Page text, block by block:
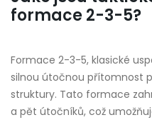
formace 2-3-5?
Formace 2-3-5, klasické
silnou útočnou přítomnost
struktury. Tato formace
a pět útočníků, což